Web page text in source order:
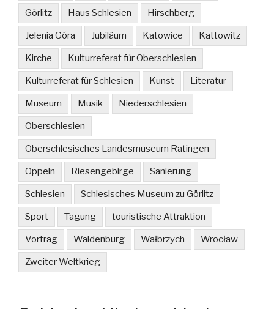
Görlitz Haus Schlesien Hirschberg
Jelenia Góra Jubiläum Katowice Kattowitz
Kirche Kulturreferat für Oberschlesien
Kulturreferat für Schlesien Kunst Literatur
Museum Musik Niederschlesien
Oberschlesien
Oberschlesisches Landesmuseum Ratingen
Oppeln Riesengebirge Sanierung
Schlesien Schlesisches Museum zu Görlitz
Sport Tagung touristische Attraktion
Vortrag Waldenburg Wałbrzych Wrocław
Zweiter Weltkrieg